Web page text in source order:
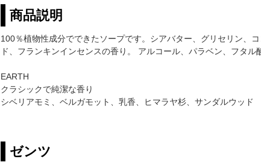
商品説明
100％植物性成分でできたソープです。シアバター、グリセリン、
ド、フランキンインセンスの香り。 アルコール、パラベン、フタル
EARTH
クラシックで純潔な香り
シベリアモミ、ベルガモット、乳香、ヒマラヤ杉、サンダルウッド
ゼンツ